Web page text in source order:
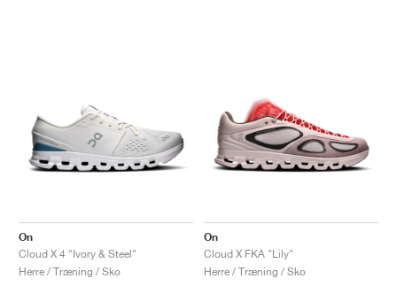
On
Cloud X 4 "Ivory & Steel"
Herre / Træning / Sko
On
Cloud X FKA "Lily"
Herre / Træning / Sko